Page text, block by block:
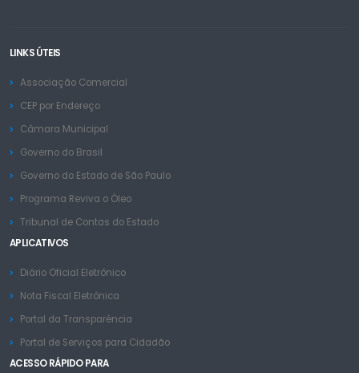
LINKS ÚTEIS
Associação Comercial
CEP por Endereço
Câmara Municipal
Governo do Brasil
Governo do Estado de São Paulo
Programa Reviva o Óleo
Tribunal de Contas do Estado
APLICATIVOS
Diário Oficial Eletrônico
Nota Fiscal Eletrônica
Portal da Transparência
Portal de Serviços para Cidadão
ACESSO RÁPIDO PARA